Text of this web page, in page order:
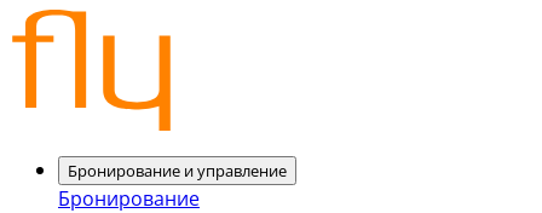
Бронирование и управление
Бронирование